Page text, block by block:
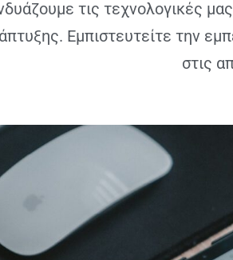
τις τεχνολογικές
Εμπιστευτείτε την
στις